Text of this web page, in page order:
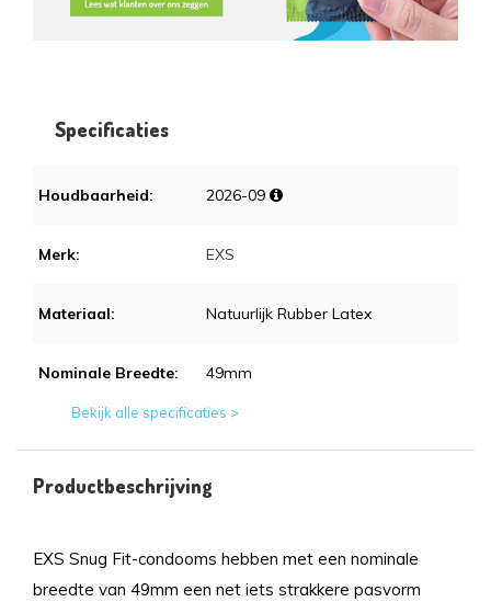
Specificaties
Houdbaarheid: 2026-09
Merk: EXS
Materiaal: Natuurlijk Rubber Latex
Nominale Breedte: 49mm
Bekijk alle specificaties >
Productbeschrijving
EXS Snug Fit-condooms hebben met een nominale
breedte van 49mm een net iets strakkere pasvorm